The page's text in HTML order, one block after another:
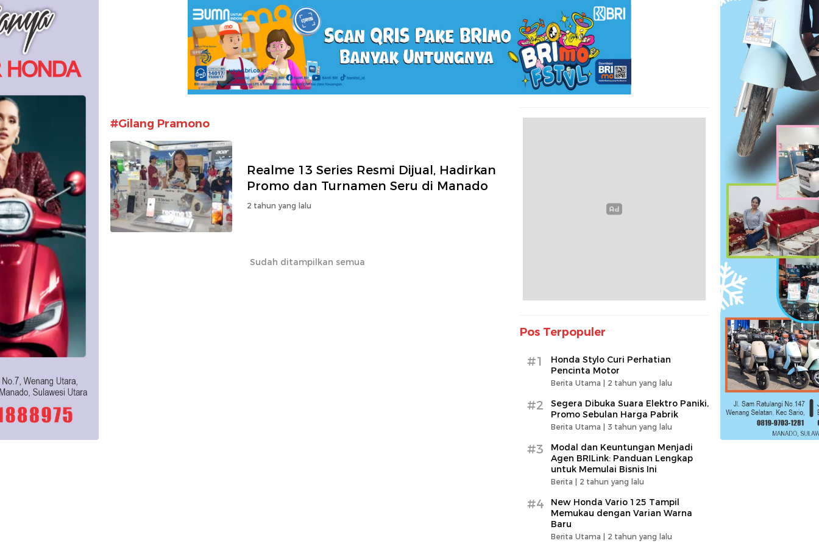
#Gilang Pramono
Realme 13 Series Resmi Dijual, Hadirkan
Promo dan Turnamen Seru di Manado
2 tahun yang lalu
Sudah ditampilkan semua
Pos Terpopuler
#1
Honda Stylo Curi Perhatian
Pencinta Motor
Berita Utama | 2 tahun yang lalu
#2
Segera Dibuka Suara Elektro Paniki,
Promo Sebulan Harga Pabrik
Berita Utama | 3 tahun yang lalu
#3
Modal dan Keuntungan Menjadi
Agen BRILink: Panduan Lengkap
untuk Memulai Bisnis Ini
Berita | 2 tahun yang lalu
#4
New Honda Vario 125 Tampil
Memukau dengan Varian Warna
Baru
Berita Utama | 2 tahun yang lalu